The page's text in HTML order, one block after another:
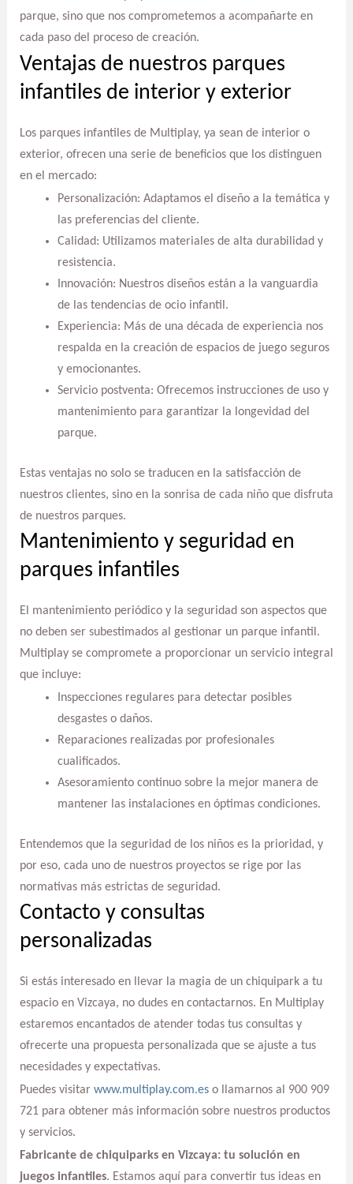
parque, sino que nos comprometemos a acompañarte en
cada paso del proceso de creación.
Ventajas de nuestros parques
infantiles de interior y exterior
Los parques infantiles de Multiplay, ya sean de interior o
exterior, ofrecen una serie de beneficios que los distinguen
en el mercado:
Personalización: Adaptamos el diseño a la temática y
las preferencias del cliente.
Calidad: Utilizamos materiales de alta durabilidad y
resistencia.
Innovación: Nuestros diseños están a la vanguardia
de las tendencias de ocio infantil.
Experiencia: Más de una década de experiencia nos
respalda en la creación de espacios de juego seguros
y emocionantes.
Servicio postventa: Ofrecemos instrucciones de uso y
mantenimiento para garantizar la longevidad del
parque.
Estas ventajas no solo se traducen en la satisfacción de
nuestros clientes, sino en la sonrisa de cada niño que disfruta
de nuestros parques.
Mantenimiento y seguridad en
parques infantiles
El mantenimiento periódico y la seguridad son aspectos que
no deben ser subestimados al gestionar un parque infantil.
Multiplay se compromete a proporcionar un servicio integral
que incluye:
Inspecciones regulares para detectar posibles
desgastes o daños.
Reparaciones realizadas por profesionales
cualificados.
Asesoramiento continuo sobre la mejor manera de
mantener las instalaciones en óptimas condiciones.
Entendemos que la seguridad de los niños es la prioridad, y
por eso, cada uno de nuestros proyectos se rige por las
normativas más estrictas de seguridad.
Contacto y consultas
personalizadas
Si estás interesado en llevar la magia de un chiquipark a tu
espacio en Vizcaya, no dudes en contactarnos. En Multiplay
estaremos encantados de atender todas tus consultas y
ofrecerte una propuesta personalizada que se ajuste a tus
necesidades y expectativas.
Puedes visitar www.multiplay.com.eso llamarnos al 900 909
721 para obtener más información sobre nuestros productos
y servicios.
Fabricante de chiquiparks en Vizcaya: tu solución en
juegos infantiles. Estamos aquí para convertir tus ideas en